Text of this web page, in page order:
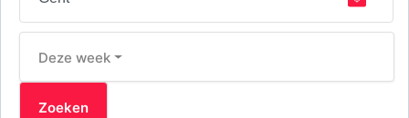
Deze week